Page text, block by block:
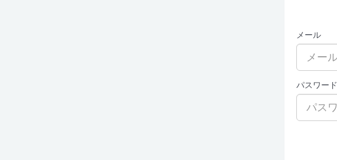
メール
パスワード